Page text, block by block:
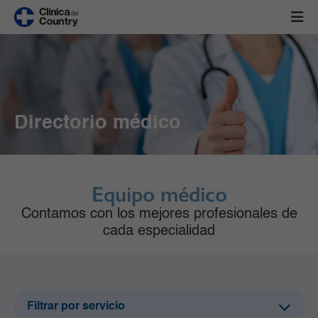
Directorio médico
Equipo médico
Contamos con los mejores profesionales de
cada especialidad
Filtrar por servicio